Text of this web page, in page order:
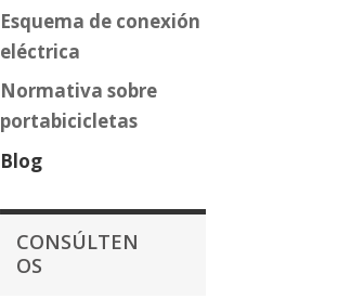
Esquema de conexión
eléctrica
Normativa sobre
portabicicletas
Blog
CONSÚLTEN
OS